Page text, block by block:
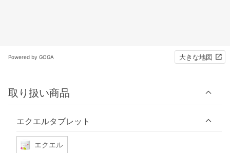
Powered by GOGA 大きな地図
取り扱い商品
エクエルタブレット
エクエル